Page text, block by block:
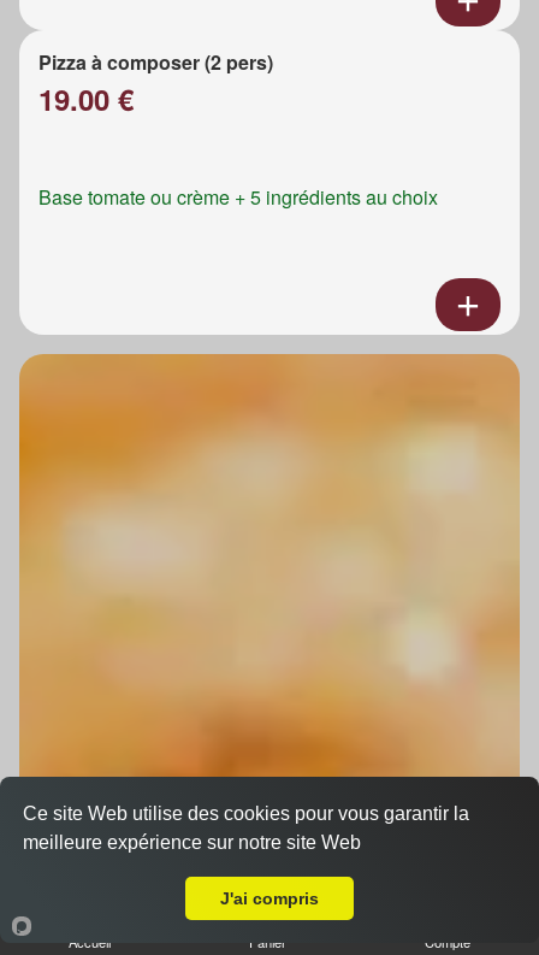
Pizza à composer (2 pers)
19.00 €
Base tomate ou crème + 5 ingrédients au choix
Accueil Panier Compte
Ce site Web utilise des cookies pour vous garantir la
meilleure expérience sur notre site Web
J'ai compris